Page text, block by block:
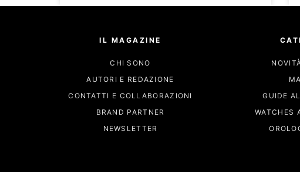
IL MAGAZINE
CHI SONO
AUTORI E REDAZIONE
CONTATTI E COLLABORAZIONI
BRAND PARTNER
NEWSLETTER
GUIDE
WATCHES